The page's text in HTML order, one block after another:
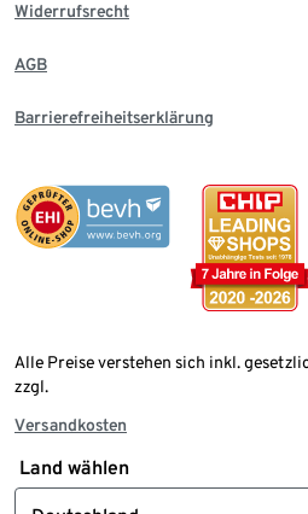
Widerrufsrecht
AGB
Barrierefreiheitserklärung
Alle Preise verstehen sich inkl.
zzgl.
Versandkosten
Land wählen